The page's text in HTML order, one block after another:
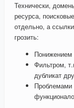
Технически,
ресурса,
отдельно, а
грозить:
Понижением
Фильтром,
дубликат
Проблемами